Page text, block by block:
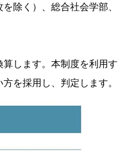
除く）、総合社会学部、
します。本制度を利用す
を採用し、判定します。